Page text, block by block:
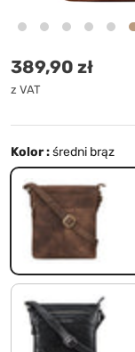
Cena
389,90 zł
z VAT
Kolor :średni brąz
średni brąz
czarny